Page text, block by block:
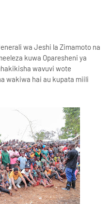
wa Jeshi la Zimamoto na
kuwa Oparesheni ya
wavuvi wote
wakiwa hai au kupata miili